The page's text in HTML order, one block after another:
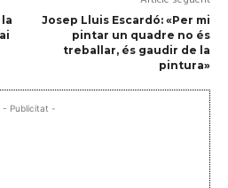
Josep Lluis Escardó: «Per mi
pintar un quadre no és
treballar, és gaudir de la
pintura»
- Publicitat -